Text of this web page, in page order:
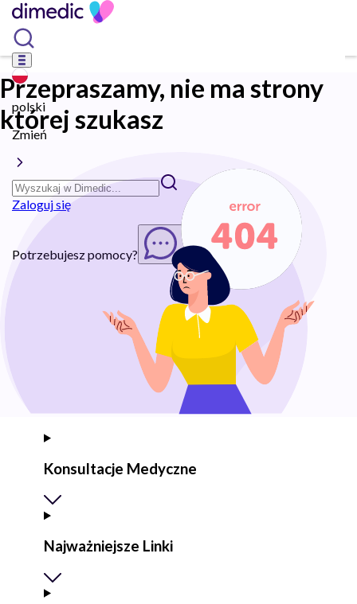
polski
Zmień
Zaloguj się
Potrzebujesz pomocy? Rozpocznij chat
Przepraszamy, nie ma strony
której szukasz
Konsultacje Medyczne
Najważniejsze Linki